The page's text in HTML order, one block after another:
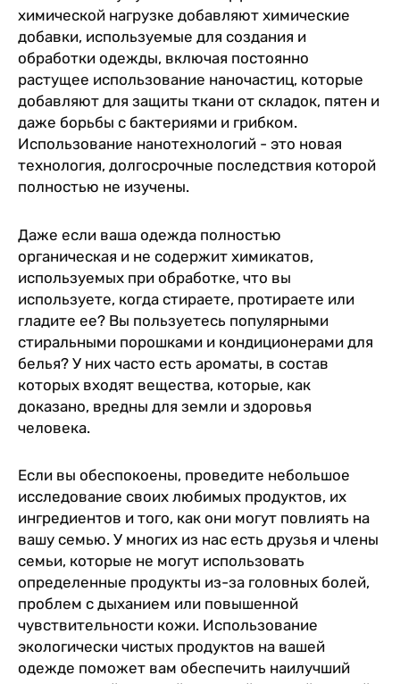
химической нагрузке добавляют химические
добавки, используемые для создания и
обработки одежды, включая постоянно
растущее использование наночастиц, которые
добавляют для защиты ткани от складок, пятен и
даже борьбы с бактериями и грибком.
Использование нанотехнологий - это новая
технология, долгосрочные последствия которой
полностью не изучены.
Даже если ваша одежда полностью
органическая и не содержит химикатов,
используемых при обработке, что вы
используете, когда стираете, протираете или
гладите ее? Вы пользуетесь популярными
стиральными порошками и кондиционерами для
белья? У них часто есть ароматы, в состав
которых входят вещества, которые, как
доказано, вредны для земли и здоровья
человека.
Если вы обеспокоены, проведите небольшое
исследование своих любимых продуктов, их
ингредиентов и того, как они могут повлиять на
вашу семью. У многих из нас есть друзья и члены
семьи, которые не могут использовать
определенные продукты из-за головных болей,
проблем с дыханием или повышенной
чувствительности кожи. Использование
экологически чистых продуктов на вашей
одежде поможет вам обеспечить наилучший